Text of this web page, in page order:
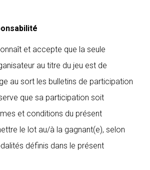
et accepte que la seule
au titre du jeu est de
au sort les bulletins de participation
que sa participation soit
et conditions du présent
le lot au/à la gagnant(e), selon
définis dans le présent